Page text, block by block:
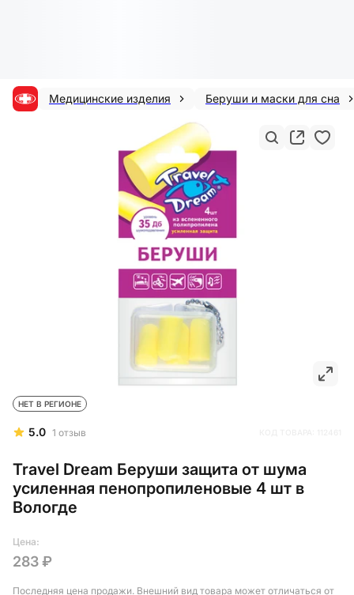
Медицинские изделия Беруши и маски для сна
5.0 1 отзыв
Travel Dream Беруши защита от шума
усиленная пенопропиленовые 4 шт в
Вологде
НЕТ В РЕГИОНЕ
Цена:
283 ₽
Последняя цена продажи. Внешний вид товара может отличаться от